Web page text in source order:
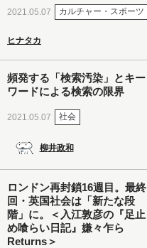
2021.05.07 カルチャー・スポーツ
ヒナタカ
頻発する「検索汚染」とキー
ワードによる検索の限界
2021.05.07 社会
柳井政和
ロンドン再封鎖16週目。最終
回・英国社会は「新たな段
階」に。＜入江敦彦の『足止
め喰らい日記』嫌々乍ら
Returns＞